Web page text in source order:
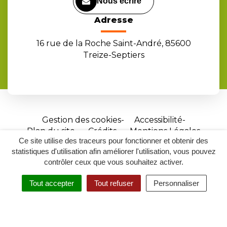
Ce site utilise des traceurs pour fonctionner et obtenir des
statistiques d'utilisation afin améliorer l'utilisation, vous pouvez
contrôler ceux que vous souhaitez activer.
Tout accepter Tout refuser Personnaliser
RECHERCHER
ACCESSIBILITÉ
Adresse
16 rue de la Roche Saint-André, 85600
Treize-Septiers
Gestion des cookies
Accessibilité
Plan du site
Crédits
Mentions Légales
Site
réalisé
par
Inovagora